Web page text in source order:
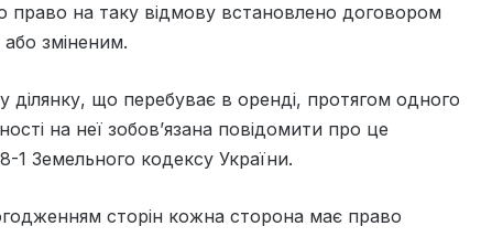
право на таку відмову встановлено договором
зміненим.
ділянку, що перебуває в оренді, протягом одного
на неї зобов’язана повідомити про це
Земельного кодексу України.
сторін кожна сторона має право